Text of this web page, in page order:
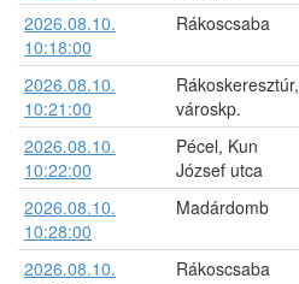
2026.08.10.
10:18:00
Rákoscsaba
2026.08.10.
10:21:00
Rákoskeresztúr,
városkp.
2026.08.10.
10:22:00
Pécel, Kun
József utca
2026.08.10.
10:28:00
Madárdomb
2026.08.10.
Rákoscsaba